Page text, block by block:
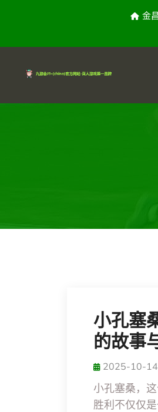
金
小孔塞
的故事
2025-10-
小孔塞桑，
胜利不仅仅